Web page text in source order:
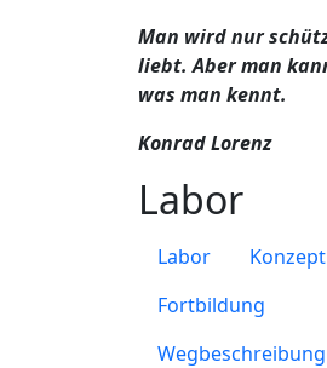
Man wird nur
liebt. Aber man
was man kennt.
Konrad Lorenz
Labor
Labor
Konzept
Fortbildung
Wegbeschreibung